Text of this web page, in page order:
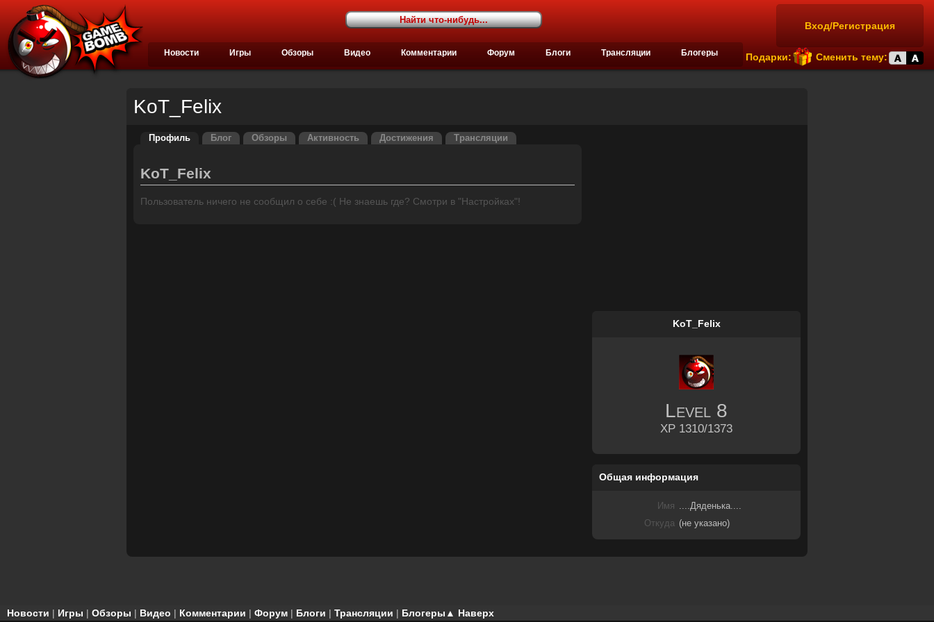
Вход/Регистрация
Подарки: Сменить тему:
Новости Игры Обзоры Видео Комментарии Форум Блоги Трансляции Блогеры
KoT_Felix
Профиль Блог Обзоры Активность Достижения Трансляции
KoT_Felix
Пользователь ничего не сообщил о себе :( Не знаешь где? Смотри в "Настройках"!
KoT_Felix
Level 8
XP 1310/1373
Общая информация
Имя ....Дяденька....
Откуда (не указано)
▲ Наверх
Новости | Игры | Обзоры | Видео | Комментарии | Форум | Блоги | Трансляции | Блогеры